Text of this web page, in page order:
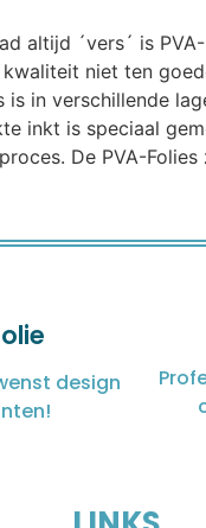
altijd ´vers´ is
niet ten
in verschillende
inkt is speciaal
De PVA-
design